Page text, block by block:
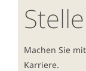
Machen Sie
Karriere.